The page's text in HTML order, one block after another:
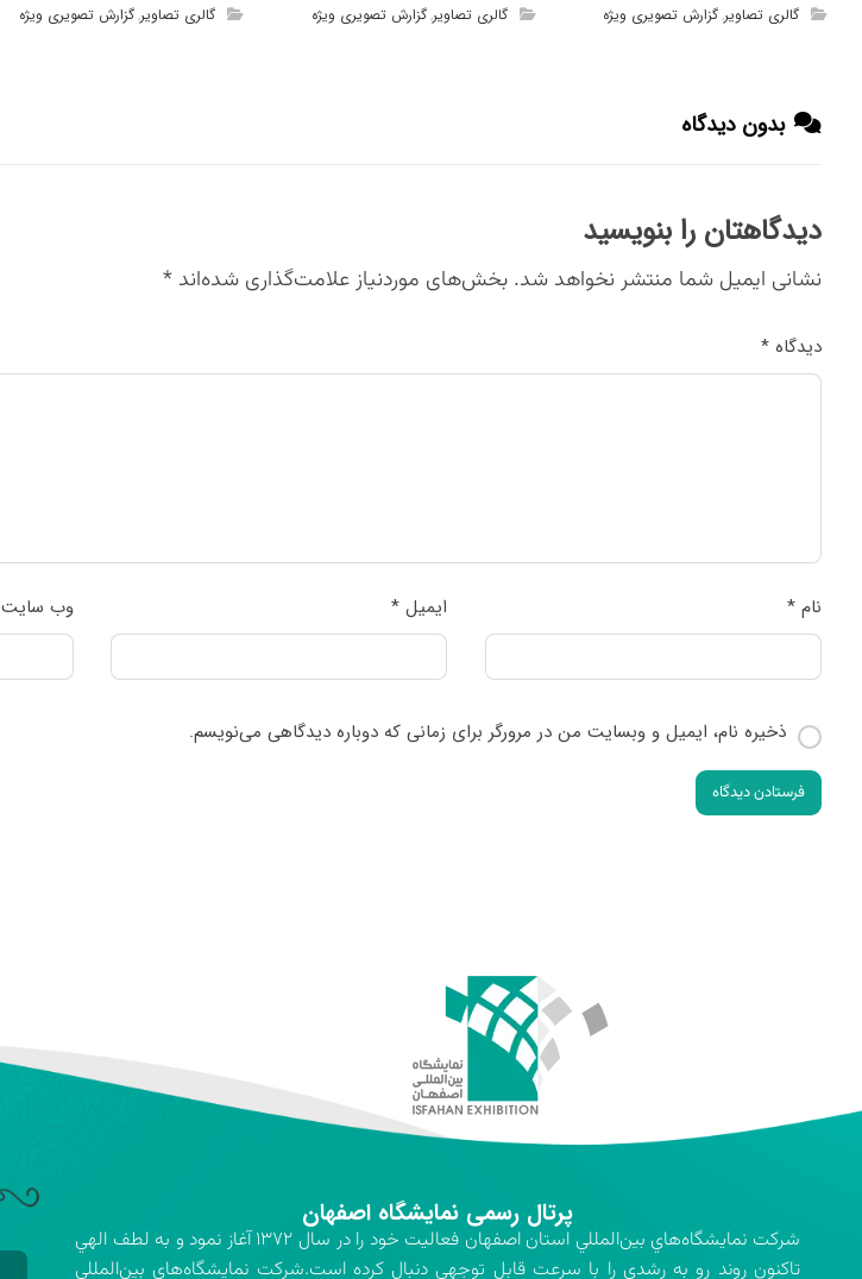
گالری تصاویر,گزارش تصویری ویژه گالری تصاویر,گزارش تصویری ویژه گالری تصاویر,گزارش تصویری ویژه
بدون دیدگاه
دیدگاهتان را بنویسید
نشانی ایمیل شما منتشر نخواهد شد. بخش‌های موردنیاز علامت‌گذاری شده‌اند *
دیدگاه *
نام * ایمیل * وب‌ سایت
ذخیره نام، ایمیل و وبسایت من در مرورگر برای زمانی که دوباره دیدگاهی می‌نویسم.
فرستادن دیدگاه
پرتال رسمی نمایشگاه اصفهان
شركت نمايشگاه‌هاي بين‌المللي استان اصفهان فعاليت خود را در سال ۱۳۷۲ آغاز نمود و به لطف الهي
تاكنون روند رو به رشدي را با سرعت قابل توجهي دنبال كرده است.شركت نمايشگاه‌هاي بين‌المللي